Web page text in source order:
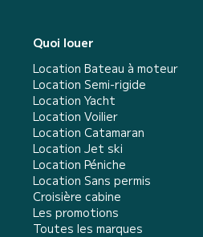
Quoi louer
Location Bateau à moteur
Location Semi-rigide
Location Yacht
Location Voilier
Location Catamaran
Location Jet ski
Location Péniche
Location Sans permis
Croisière cabine
Les promotions
Toutes les marques